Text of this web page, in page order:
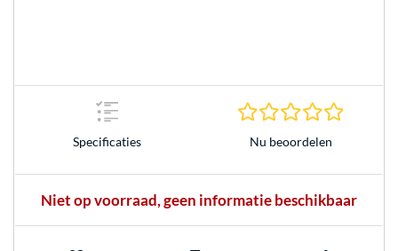
Specificaties Nu beoordelen
Niet op voorraad, geen informatie beschikbaar